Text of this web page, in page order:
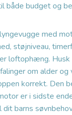
både budget og
med
støjniveau,
loftophæng.
om alder
korrekt. Den
er i sidste
barns